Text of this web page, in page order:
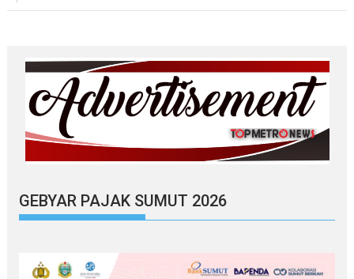
GEBYAR PAJAK SUMUT 2026